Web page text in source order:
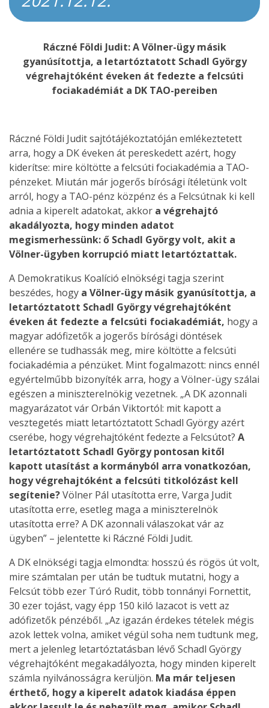
Ráczné Földi Judit: A Völner-ügy másik
gyanúsítottja, a letartóztatott Schadl György
végrehajtóként éveken át fedezte a felcsúti
fociakadémiát a DK TAO-pereiben
Ráczné Földi Judit sajtótájékoztatóján emlékeztetett
arra, hogy a DK éveken át pereskedett azért, hogy
kiderítse: mire költötte a felcsúti fociakadémia a TAO-
pénzeket. Miután már jogerős bírósági ítéletünk volt
arról, hogy a TAO-pénz közpénz és a Felcsútnak ki kell
adnia a kiperelt adatokat, akkor a végrehajtó
akadályozta, hogy minden adatot
megismerhessünk: ő Schadl György volt, akit a
Völner-ügyben korrupció miatt letartóztattak.
A Demokratikus Koalíció elnökségi tagja szerint
beszédes, hogy a Völner-ügy másik gyanúsítottja, a
letartóztatott Schadl György végrehajtóként
éveken át fedezte a felcsúti fociakadémiát, hogy a
magyar adófizetők a jogerős bírósági döntések
ellenére se tudhassák meg, mire költötte a felcsúti
fociakadémia a pénzüket. Mint fogalmazott: nincs ennél
egyértelműbb bizonyíték arra, hogy a Völner-ügy szálai
egészen a miniszterelnökig vezetnek. „A DK azonnali
magyarázatot vár Orbán Viktortól: mit kapott a
vesztegetés miatt letartóztatott Schadl György azért
cserébe, hogy végrehajtóként fedezte a Felcsútot? A
letartóztatott Schadl György pontosan kitől
kapott utasítást a kormányból arra vonatkozóan,
hogy végrehajtóként a felcsúti titkolózást kell
segítenie?Völner Pál utasította erre, Varga Judit
utasította erre, esetleg maga a miniszterelnök
utasította erre? A DK azonnali válaszokat vár az
ügyben” – jelentette ki Ráczné Földi Judit.
A DK elnökségi tagja elmondta: hosszú és rögös út volt,
mire számtalan per után be tudtuk mutatni, hogy a
Felcsút több ezer Túró Rudit, több tonnányi Fornettit,
30 ezer tojást, vagy épp 150 kiló lazacot is vett az
adófizetők pénzéből. „Az igazán érdekes tételek mégis
azok lettek volna, amiket végül soha nem tudtunk meg,
mert a jelenleg letartóztatásban lévő Schadl György
végrehajtóként megakadályozta, hogy minden kiperelt
számla nyilvánosságra kerüljön. Ma már teljesen
érthető, hogy a kiperelt adatok kiadása éppen